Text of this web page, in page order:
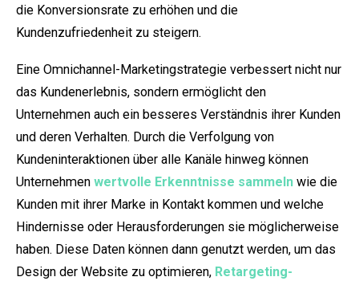
die Konversionsrate zu erhöhen und die
Kundenzufriedenheit zu steigern.
Eine Omnichannel-Marketingstrategie verbessert nicht nur
das Kundenerlebnis, sondern ermöglicht den
Unternehmen auch ein besseres Verständnis ihrer Kunden
und deren Verhalten. Durch die Verfolgung von
Kundeninteraktionen über alle Kanäle hinweg können
Unternehmen wertvolle Erkenntnisse sammeln wie die
Kunden mit ihrer Marke in Kontakt kommen und welche
Hindernisse oder Herausforderungen sie möglicherweise
haben. Diese Daten können dann genutzt werden, um das
Design der Website zu optimieren, Retargeting-